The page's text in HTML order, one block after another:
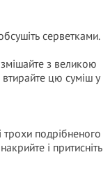
серветками.
змішайте з великою
втирайте цю суміш у
трохи подрібненого
і притисніть